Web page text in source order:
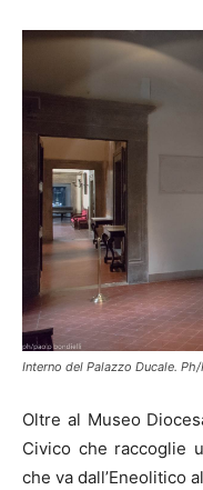
Interno del Palazzo Ducale.
Oltre al Museo
Civico che raccoglie
che va dall’Eneolitico